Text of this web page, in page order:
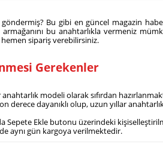
Bu gibi en güncel magazin
bu anahtarlıkla vermeniz
hemen sipariş verebilirsiniz.
Gerekenler
modeli olarak sıfırdan
derece dayanıklı olup, uzun yıllar
Sepete Ekle butonu üzerindeki
aynı gün kargoya verilmektedir.